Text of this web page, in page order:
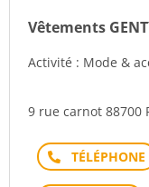
Vêtements
Activité : Mode &
9 rue carnot 88700
Téléphone